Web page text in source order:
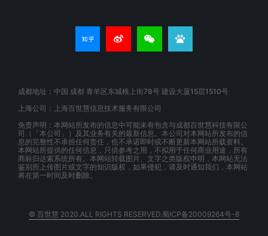
成都地址：中国 成都 青羊区东城根上街78号 建设大厦15层1510号
上海公司：上海百世慧信息技术服务有限公司
免责声明：本网站所发布的信息中可能未有包含与成都百世慧科技有限公
司（「本公司」）及其业务有关的最新信息。本公司对本网站所发布的信
息的完整性不承担任何责任，也不承诺即时或不断更新本网站所载资料。
本网站所提供的任何信息，只供参考之用，不拟用于任何商业用途，所有
商标归达索系统所有。本网站转载图片、文字之类版权申明，本网站无法
鉴别所上传图片或文字的知识版权，如果侵犯，请及时通知我们，本网站
将在第一时间及时删除。
© 百世慧 2020.ALL RIGHTS RESERVED.蜀ICP备20009264号-8